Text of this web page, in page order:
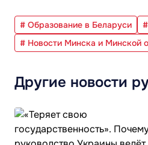
# Образование в Беларуси
# Новости Минска и Минской
Другие новости